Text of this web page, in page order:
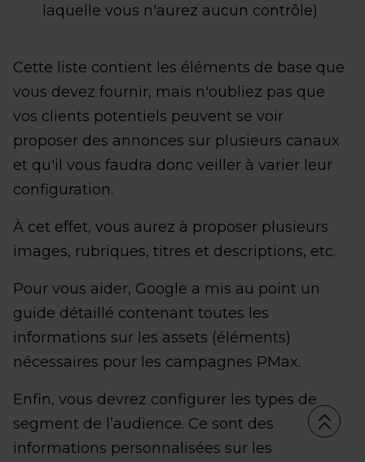
laquelle vous n'aurez aucun contrôle)
Cette liste contient les éléments de base que
vous devez fournir, mais n'oubliez pas que
vos clients potentiels peuvent se voir
proposer des annonces sur plusieurs canaux
et qu'il vous faudra donc veiller à varier leur
configuration.
À cet effet, vous aurez à proposer plusieurs
images, rubriques, titres et descriptions, etc.
Pour vous aider, Google a mis au point un
guide détaillé contenant toutes les
informations sur les assets (éléments)
nécessaires pour les campagnes PMax.
Enfin, vous devrez configurer les types de
segment de l’audience. Ce sont des
informations personnalisées sur les